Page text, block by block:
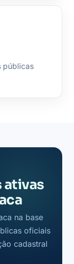
públicas
ativas
na base
oficiais
cadastral